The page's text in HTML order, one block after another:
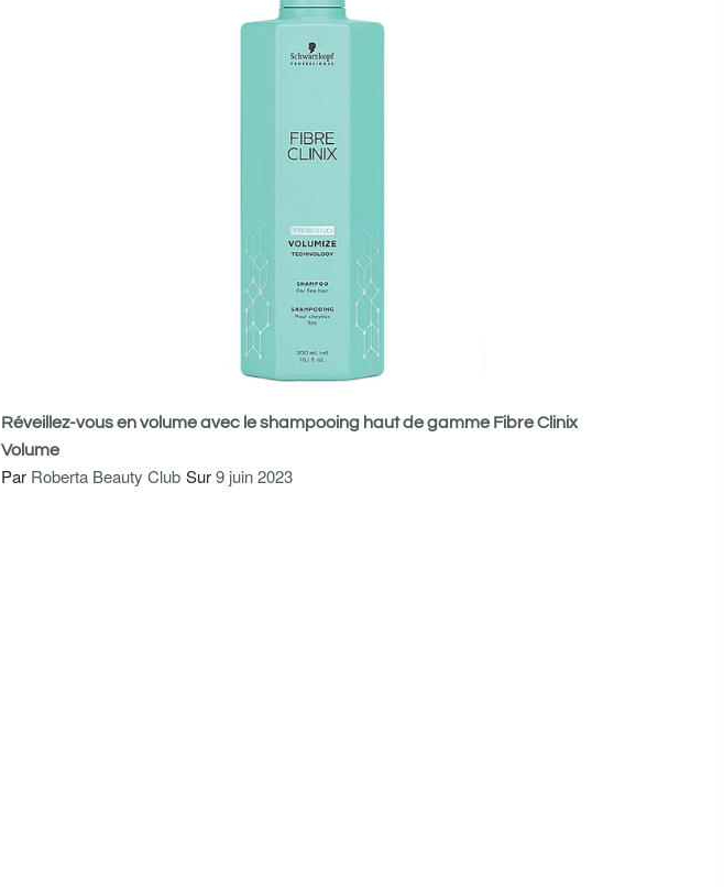
Réveillez-vous en volume avec le shampooing haut de gamme Fibre Clinix
Volume
Par Roberta Beauty Club Sur9 juin 2023